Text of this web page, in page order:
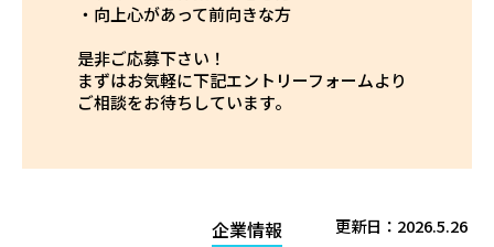
・向上心があって前向きな方
是非ご応募下さい！
まずはお気軽に下記エントリーフォームより
ご相談をお待ちしています。
更新日： 2026.5.26
企業情報